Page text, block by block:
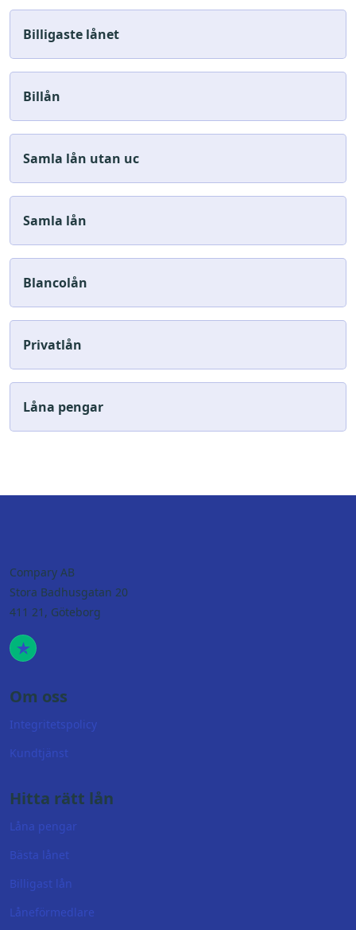
Billigaste lånet
Billån
Samla lån utan uc
Samla lån
Blancolån
Privatlån
Låna pengar
Compary AB
Stora Badhusgatan 20
411 21, Göteborg
Om oss
Integritetspolicy
Kundtjänst
Hitta rätt lån
Låna pengar
Bästa lånet
Billigast lån
Låneförmedlare